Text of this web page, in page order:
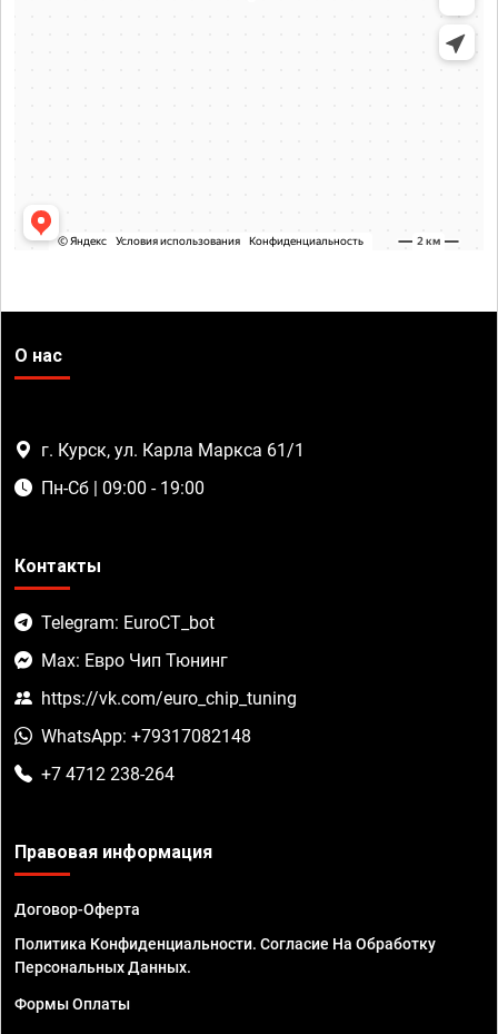
О нас
г. Курск, ул. Карла Маркса 61/1
Пн-Сб | 09:00 - 19:00
Контакты
Telegram: EuroCT_bot
Max: Евро Чип Тюнинг
https://vk.com/euro_chip_tuning
WhatsApp: +79317082148
+7 4712 238-264
Правовая информация
Договор-Оферта
Политика Конфиденциальности. Согласие На Обработку
Персональных Данных.
Формы Оплаты